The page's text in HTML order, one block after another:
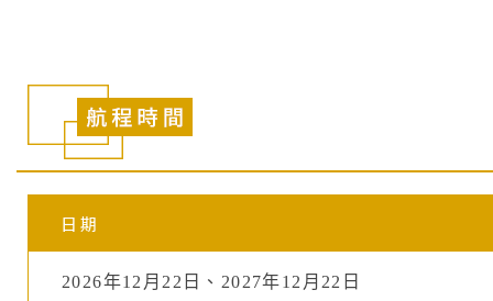
日期
2026年12月22日、2027年12月22日